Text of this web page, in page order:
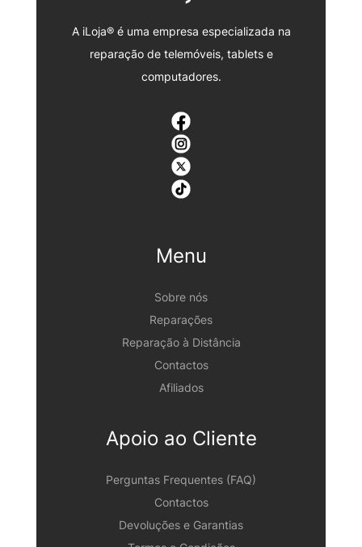
A iLoja® é uma empresa especializada na
reparação de telemóveis, tablets e
computadores.
Menu
Sobre nós
Reparações
Reparação à Distância
Contactos
Afiliados
Apoio ao Cliente
Perguntas Frequentes (FAQ)
Contactos
Devoluções e Garantias